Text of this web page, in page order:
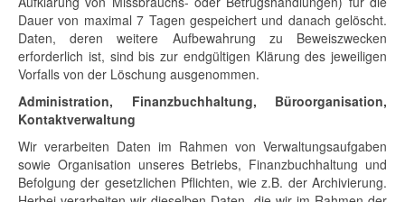
Dauer von maximal 7 Tagen gespeichert und danach gelöscht.
Daten, deren weitere Aufbewahrung zu Beweiszwecken
erforderlich ist, sind bis zur endgültigen Klärung des jeweiligen
Vorfalls von der Löschung ausgenommen.
Administration, Finanzbuchhaltung, Büroorganisation,
Kontaktverwaltung
Wir verarbeiten Daten im Rahmen von Verwaltungsaufgaben
sowie Organisation unseres Betriebs, Finanzbuchhaltung und
Befolgung der gesetzlichen Pflichten, wie z.B. der Archivierung.